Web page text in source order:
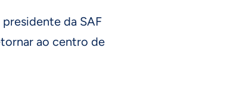
presidente da SAF
ao centro de